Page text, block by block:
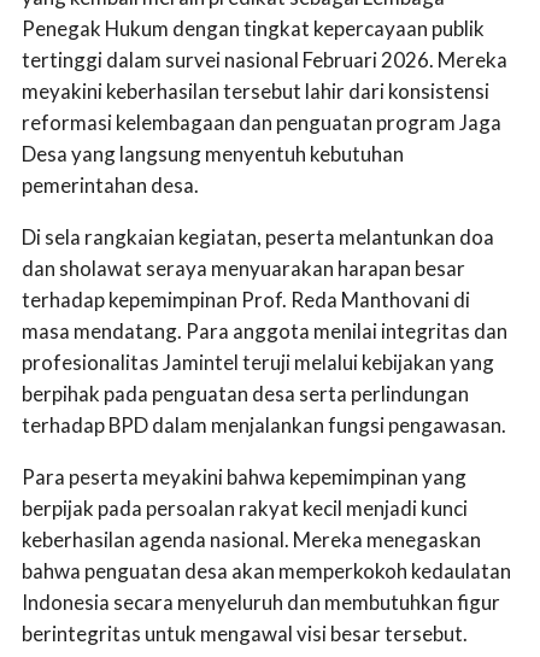
Penegak Hukum dengan tingkat kepercayaan publik
tertinggi dalam survei nasional Februari 2026. Mereka
meyakini keberhasilan tersebut lahir dari konsistensi
reformasi kelembagaan dan penguatan program Jaga
Desa yang langsung menyentuh kebutuhan
pemerintahan desa.
Di sela rangkaian kegiatan, peserta melantunkan doa
dan sholawat seraya menyuarakan harapan besar
terhadap kepemimpinan Prof. Reda Manthovani di
masa mendatang. Para anggota menilai integritas dan
profesionalitas Jamintel teruji melalui kebijakan yang
berpihak pada penguatan desa serta perlindungan
terhadap BPD dalam menjalankan fungsi pengawasan.
Para peserta meyakini bahwa kepemimpinan yang
berpijak pada persoalan rakyat kecil menjadi kunci
keberhasilan agenda nasional. Mereka menegaskan
bahwa penguatan desa akan memperkokoh kedaulatan
Indonesia secara menyeluruh dan membutuhkan figur
berintegritas untuk mengawal visi besar tersebut.